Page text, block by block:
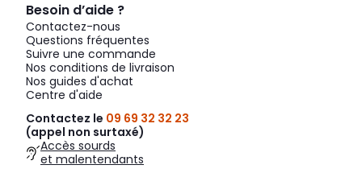
Besoin d’aide ?
Contactez-nous
Questions fréquentes
Suivre une commande
Nos conditions de livraison
Nos guides d'achat
Centre d'aide
Contactez le 09 69 32 32 23
(appel non surtaxé)
Accès sourds
et malentendants